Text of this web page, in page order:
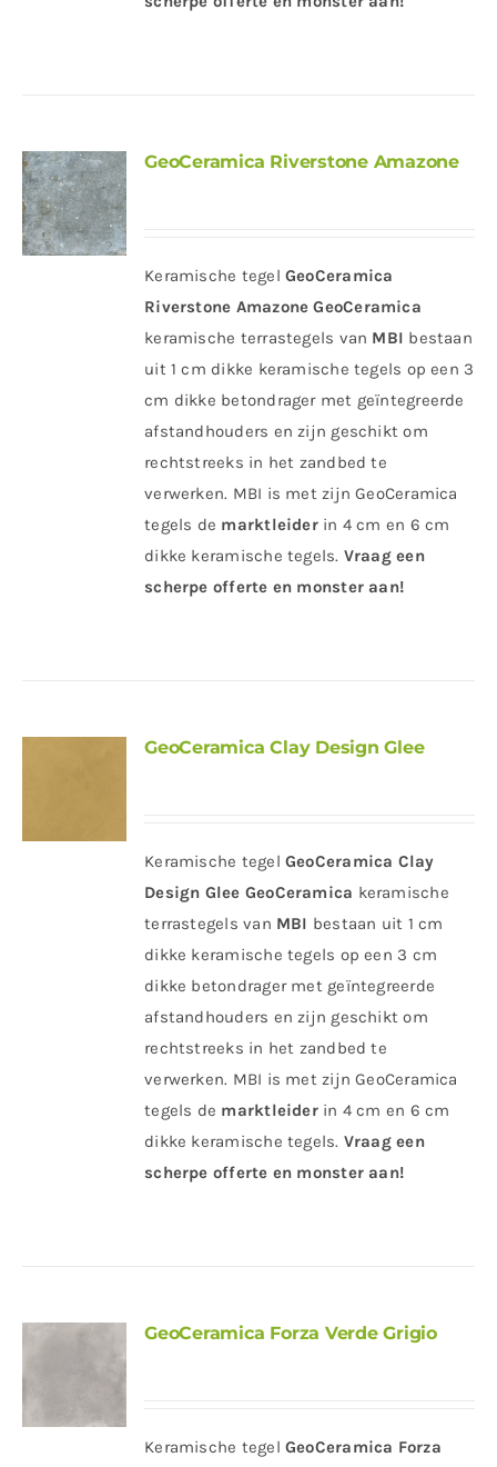
GeoCeramica Riverstone Amazone
Keramische tegel GeoCeramica
Riverstone Amazone GeoCeramica
keramische terrastegels van MBI bestaan
uit 1 cm dikke keramische tegels op een 3
cm dikke betondrager met geïntegreerde
afstandhouders en zijn geschikt om
rechtstreeks in het zandbed te
verwerken. MBI is met zijn GeoCeramica
tegels de marktleiderin 4 cm en 6 cm
dikke keramische tegels. Vraag een
scherpe offerte en monster aan!
GeoCeramica Clay Design Glee
Keramische tegel GeoCeramica Clay
Design Glee GeoCeramica keramische
terrastegels van MBI bestaan uit 1 cm
dikke keramische tegels op een 3 cm
dikke betondrager met geïntegreerde
afstandhouders en zijn geschikt om
rechtstreeks in het zandbed te
verwerken. MBI is met zijn GeoCeramica
tegels de marktleiderin 4 cm en 6 cm
dikke keramische tegels. Vraag een
scherpe offerte en monster aan!
GeoCeramica Forza Verde Grigio
Keramische tegel GeoCeramica Forza